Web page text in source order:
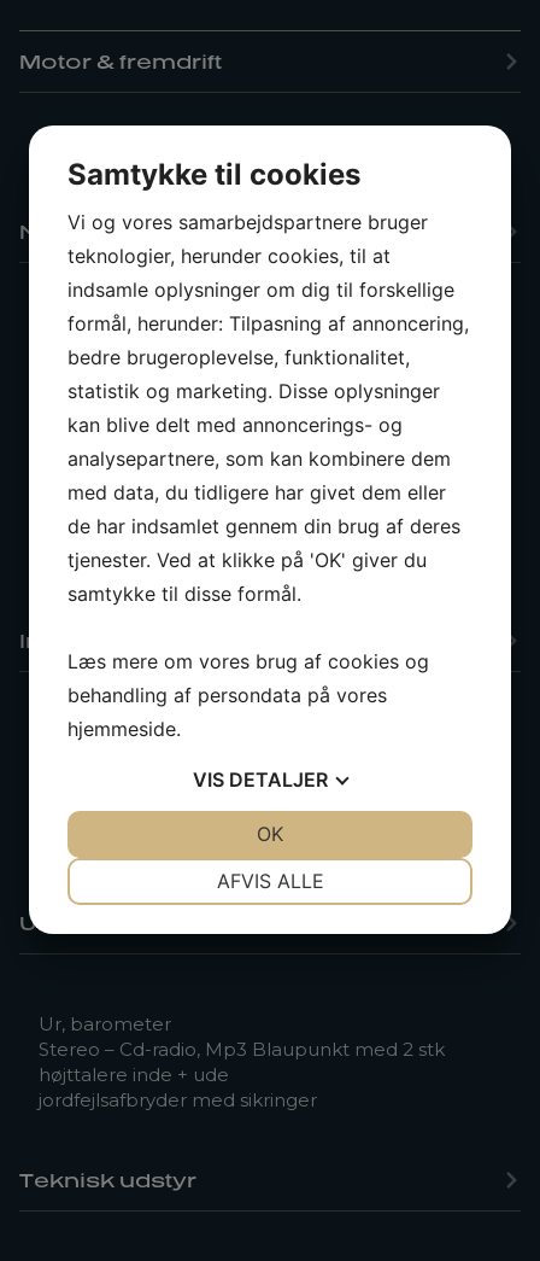
Motor & fremdrift
Eco Simens vandmager 60 l/h
Navigation & instrumenter
Raymarine ST70 log, lod, vindsinstrument
monteret ved nedgang.+ multi i nav
Ekstra fjernbetjening til instrument på
styrepiedestal
Autopilot Raymarine med ST8001 display inde +
6001 ude
VHF radio Raymarine 240E med ekstra håndsæt i
AIS Raymarine 650 (sender-modtager)
Navtex
Interiør & Komfort
Køleboks + ekstra fryser
Udenbordsmotorbeslag
2,9 m gummibåd + 3,5 hk udenbordsmotor, 2014
Bruser monteret på agterspejl
Underholdning
Ur, barometer
Stereo – Cd-radio, Mp3 Blaupunkt med 2 stk
højttalere inde + ude
jordfejlsafbryder med sikringer
Teknisk udstyr
Samtykke til cookies
Vi og vores samarbejdspartnere bruger
teknologier, herunder cookies, til at
indsamle oplysninger om dig til forskellige
formål, herunder: Tilpasning af annoncering,
bedre brugeroplevelse, funktionalitet,
statistik og marketing. Disse oplysninger
kan blive delt med annoncerings- og
analysepartnere, som kan kombinere dem
med data, du tidligere har givet dem eller
de har indsamlet gennem din brug af deres
tjenester. Ved at klikke på 'OK' giver du
samtykke til disse formål.
Læs mere om vores brug af cookies og
behandling af persondata på vores
hjemmeside.
VIS DETALJER
MARKETING STATISTIK
AFVIS ALLE
OK